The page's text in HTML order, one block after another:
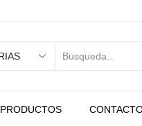
PRODUCTOS